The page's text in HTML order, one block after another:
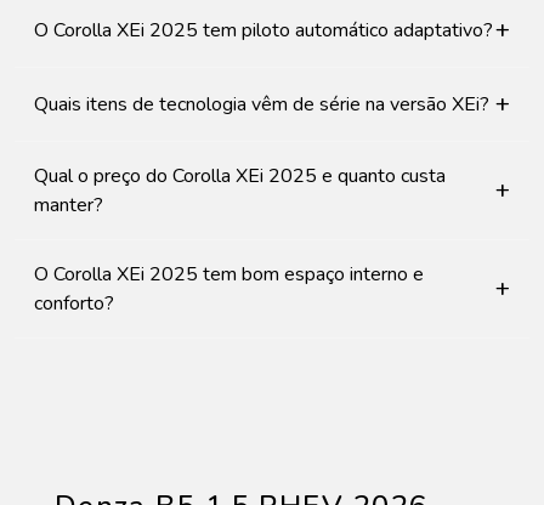
O Corolla XEi 2025 tem piloto automático adaptativo?+
Quais itens de tecnologia vêm de série na versão XEi? +
Qual o preço do Corolla XEi 2025 e quanto custa
manter?
+
O Corolla XEi 2025 tem bom espaço interno e
conforto?
+